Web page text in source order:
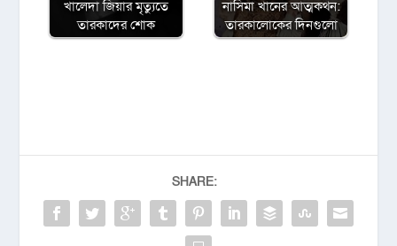
খালেদা জিয়ার মৃত্যুতে
তারকাদের শোক
নাসিমা খানের আত্মকথন:
তারকালোকের দিনগুলো
SHARE: